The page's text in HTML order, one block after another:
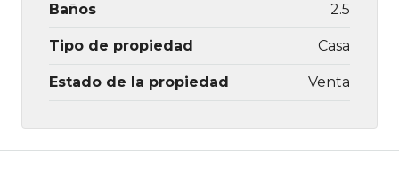
Baños 2.5
Tipo de propiedad Casa
Estado de la propiedad Venta